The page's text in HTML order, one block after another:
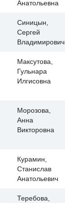
Анатольевна
Синицын,
Сергей
Владимирович
Максутова,
Гульнара
Илгисовна
Морозова,
Анна
Викторовна
Курамин,
Станислав
Анатольевич
Теребова,